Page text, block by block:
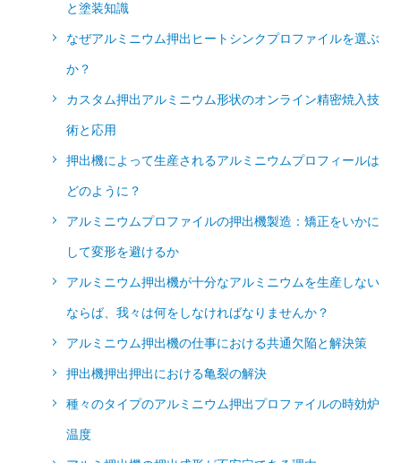
と塗装知識
なぜアルミニウム押出ヒートシンクプロファイルを選ぶ
か？
カスタム押出アルミニウム形状のオンライン精密焼入技
術と応用
押出機によって生産されるアルミニウムプロフィールは
どのように？
アルミニウムプロファイルの押出機製造：矯正をいかに
して変形を避けるか
アルミニウム押出機が十分なアルミニウムを生産しない
ならば、我々は何をしなければなりませんか？
アルミニウム押出機の仕事における共通欠陥と解決策
押出機押出押出における亀裂の解決
種々のタイプのアルミニウム押出プロファイルの時効炉
温度